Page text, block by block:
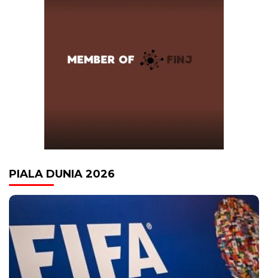
PIALA DUNIA 2026